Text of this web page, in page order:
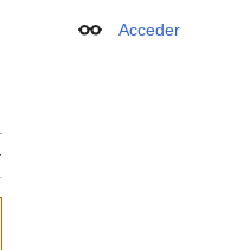
Apariencia
Acceder